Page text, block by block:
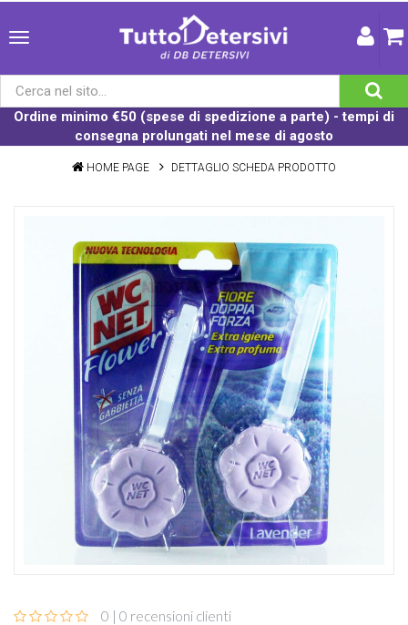
Ordine minimo €50 (spese di spedizione a parte) - tempi di
consegna prolungati nel mese di agosto
HOME PAGE DETTAGLIO SCHEDA PRODOTTO
0 | 0 recensioni clienti